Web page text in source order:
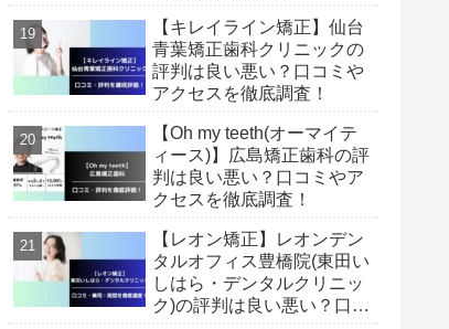
【キレイライン矯正】仙台
青葉矯正歯科クリニックの
評判は良い悪い？口コミや
アクセスを徹底調査！
【Oh my teeth(オーマイテ
ィース)】広島矯正歯科の評
判は良い悪い？口コミやア
クセスを徹底調査！
【レオン矯正】レオンデン
タルオフィス豊橋院(東田い
しはら・デンタルクリニッ
ク)の評判は良い悪い？口コ